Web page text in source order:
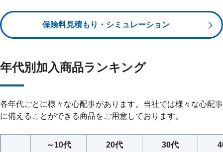
・悪性新生物が認められない状態となった後、再発したこと
・他の臓器に転移したこと
終了 ※4 が見込まれる場合を含みます。
※２上皮内新生物は対象になりません。
※３「悪性新生物の病期分類」とは、国際対がん連合（UICC）が発行する「TNM
て受けたが、効果がなかったことをいいます。
保険料見積もり・シミュレーション
年代別加入商品ランキング
各年代ごとに様々な心配事があります。当社では様々な心配事
に備えることができる商品をご用意しております。
～10代 20代 30代